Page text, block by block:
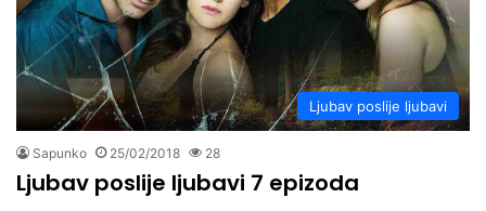
Ljubav poslije ljubavi
Sapunko 25/02/2018 28
Ljubav poslije ljubavi 7 epizoda